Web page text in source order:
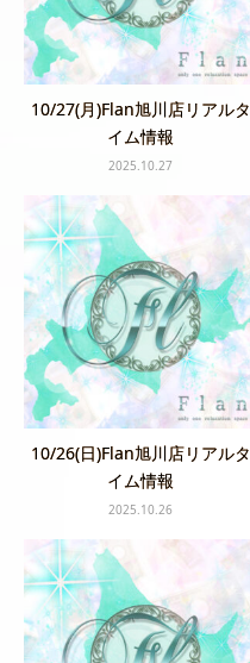
10/27(月)Flan旭川店リアルタ
イム情報
2025.10.27
10/26(日)Flan旭川店リアルタ
イム情報
2025.10.26